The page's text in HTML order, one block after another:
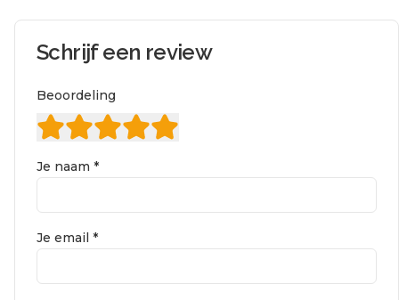
Schrijf een review
Beoordeling
Je naam *
Je email *